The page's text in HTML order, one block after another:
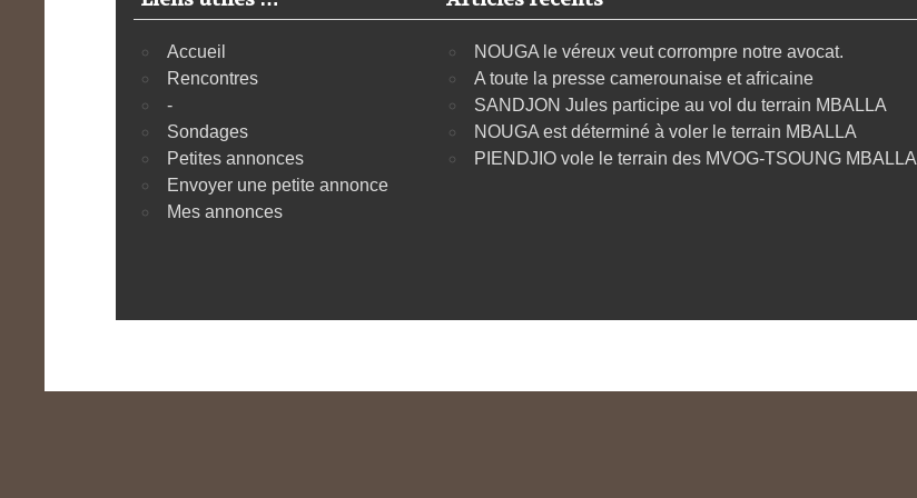
Accueil
Rencontres
-
Sondages
Petites annonces
Envoyer une petite annonce
Mes annonces
NOUGA le véreux veut corrompre notre avocat.
A toute la presse camerounaise et africaine
SANDJON Jules participe au vol du terrain MBALLA
NOUGA est déterminé à voler le terrain MBALLA
PIENDJIO vole le terrain des MVOG-TSOUNG MBALLA